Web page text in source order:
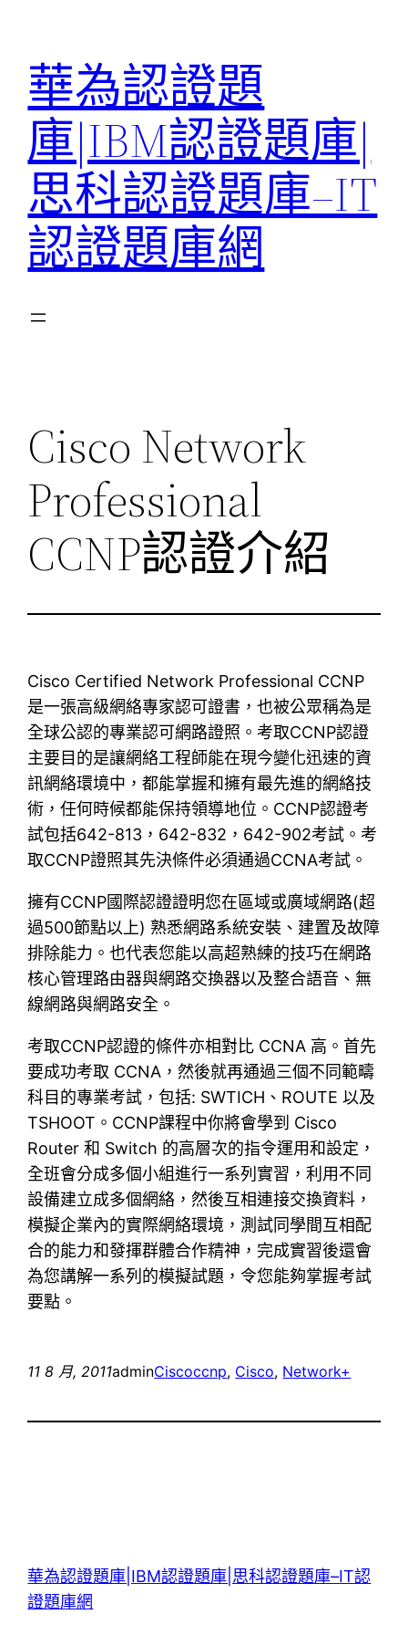
華為認證題
庫|IBM認證題庫|
思科認證題庫–IT
認證題庫網
Cisco Network
Professional
CCNP認證介紹
Cisco Certified Network Professional CCNP
是一張高級網絡專家認可證書，也被公眾稱為是
全球公認的專業認可網路證照。考取CCNP認證
主要目的是讓網絡工程師能在現今變化迅速的資
訊網絡環境中，都能掌握和擁有最先進的網絡技
術，任何時候都能保持領導地位。CCNP認證考
試包括642-813，642-832，642-902考試。考
取CCNP證照其先決條件必須通過CCNA考試。
擁有CCNP國際認證證明您在區域或廣域網路(超
過500節點以上) 熟悉網路系統安裝、建置及故障
排除能力。也代表您能以高超熟練的技巧在網路
核心管理路由器與網路交換器以及整合語音、無
線網路與網路安全。
考取CCNP認證的條件亦相對比 CCNA 高。首先
要成功考取 CCNA，然後就再通過三個不同範疇
科目的專業考試，包括: SWTICH、ROUTE 以及
TSHOOT。CCNP課程中你將會學到 Cisco
Router 和 Switch 的高層次的指令運用和設定，
全班會分成多個小組進行一系列實習，利用不同
設備建立成多個網絡，然後互相連接交換資料，
模擬企業內的實際網絡環境，測試同學間互相配
合的能力和發揮群體合作精神，完成實習後還會
為您講解一系列的模擬試題，令您能夠掌握考試
要點。
11 8 月, 2011adminCiscoccnp, Cisco, Network+
華為認證題庫|IBM認證題庫|思科認證題庫–IT認
證題庫網